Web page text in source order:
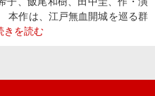
作は、江戸無血開城を巡る群
きを読む